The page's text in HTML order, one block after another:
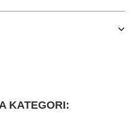
KATEGORI: